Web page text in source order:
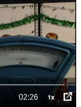
02:26 1x